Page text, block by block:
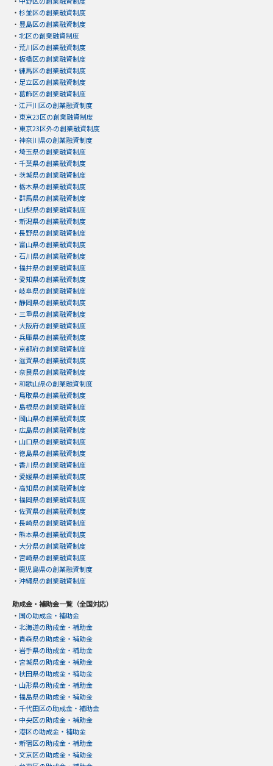
・ 杉並区の創業融資制度
・ 豊島区の創業融資制度
・ 北区の創業融資制度
・ 荒川区の創業融資制度
・ 板橋区の創業融資制度
・ 練馬区の創業融資制度
・ 足立区の創業融資制度
・ 葛飾区の創業融資制度
・ 江戸川区の創業融資制度
・ 東京23区の創業融資制度
・ 東京23区外の創業融資制度
・ 神奈川県の創業融資制度
・ 埼玉県の創業融資制度
・ 千葉県の創業融資制度
・ 茨城県の創業融資制度
・ 栃木県の創業融資制度
・ 群馬県の創業融資制度
・ 山梨県の創業融資制度
・ 新潟県の創業融資制度
・ 長野県の創業融資制度
・ 富山県の創業融資制度
・ 石川県の創業融資制度
・ 福井県の創業融資制度
・ 愛知県の創業融資制度
・ 岐阜県の創業融資制度
・ 静岡県の創業融資制度
・ 三重県の創業融資制度
・ 大阪府の創業融資制度
・ 兵庫県の創業融資制度
・ 京都府の創業融資制度
・ 滋賀県の創業融資制度
・ 奈良県の創業融資制度
・ 和歌山県の創業融資制度
・ 鳥取県の創業融資制度
・ 島根県の創業融資制度
・ 岡山県の創業融資制度
・ 広島県の創業融資制度
・ 山口県の創業融資制度
・ 徳島県の創業融資制度
・ 香川県の創業融資制度
・ 愛媛県の創業融資制度
・ 高知県の創業融資制度
・ 福岡県の創業融資制度
・ 佐賀県の創業融資制度
・ 長崎県の創業融資制度
・ 熊本県の創業融資制度
・ 大分県の創業融資制度
・ 宮崎県の創業融資制度
・ 鹿児島県の創業融資制度
・ 沖縄県の創業融資制度
助成金・補助金一覧（全国対応）
・ 国の助成金・補助金
・ 北海道の助成金・補助金
・ 青森県の助成金・補助金
・ 岩手県の助成金・補助金
・ 宮城県の助成金・補助金
・ 秋田県の助成金・補助金
・ 山形県の助成金・補助金
・ 福島県の助成金・補助金
・ 千代田区の助成金・補助金
・ 中央区の助成金・補助金
・ 港区の助成金・補助金
・ 新宿区の助成金・補助金
・ 文京区の助成金・補助金